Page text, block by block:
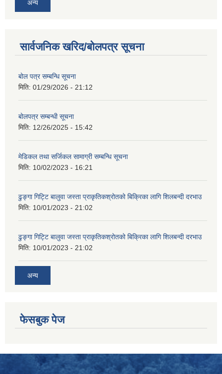
अन्य
सार्वजनिक खरिद/बोलपत्र सूचना
बोल पत्र सम्बन्धि सूचना
मिति: 01/29/2026 - 21:12
बोलपत्र सम्बन्धी सूचना
मिति: 12/26/2025 - 15:42
मेडिकल तथा सर्जिकल सामाग्री सम्बन्धि सूचना
मिति: 10/02/2023 - 16:21
ढुङ्गा गिट्टि बालुवा जस्ता प्राकृतिकश्रोतको बिक्रिका लागि शिलबन्दी दरभाउ
मिति: 10/01/2023 - 21:02
ढुङ्गा गिट्टि बालुवा जस्ता प्राकृतिकश्रोतको बिक्रिका लागि शिलबन्दी दरभाउ
मिति: 10/01/2023 - 21:02
अन्य
फेसबुक पेज